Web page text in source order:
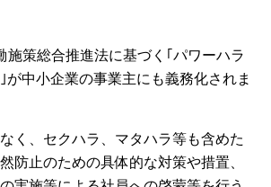
施策総合推進法に基づく｢パワーハラ
が中小企業の事業主にも義務化されま
く、セクハラ、マタハラ等も含めた
防止のための具体的な対策や措置、